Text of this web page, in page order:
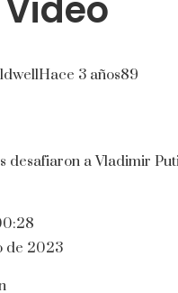
Hace 3 años89
desafiaron a Vladimir
de 2023